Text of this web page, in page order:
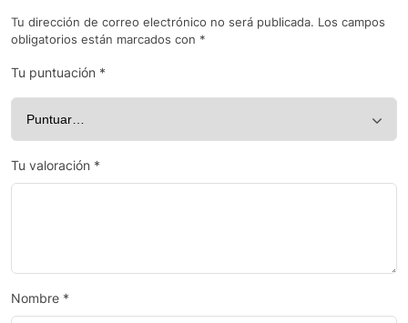
Tu dirección de correo electrónico no será publicada. Los campos
obligatorios están marcados con *
Tu puntuación *
Tu valoración *
Nombre *